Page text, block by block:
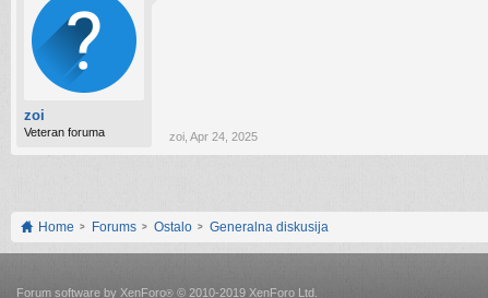
zoi
Veteran foruma zoi Apr 24, 2025
Home Forums Ostalo Generalna diskusija
Forum software by XenForo® © 2010-2019 XenForo Ltd.